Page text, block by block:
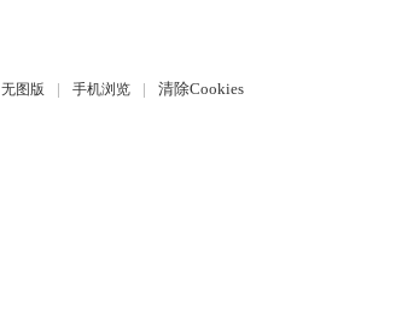
无图版 | 手机浏览 | 清除Cookies